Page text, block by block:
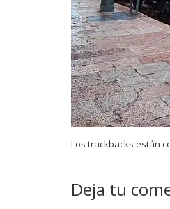
Los trackbacks están
Deja tu